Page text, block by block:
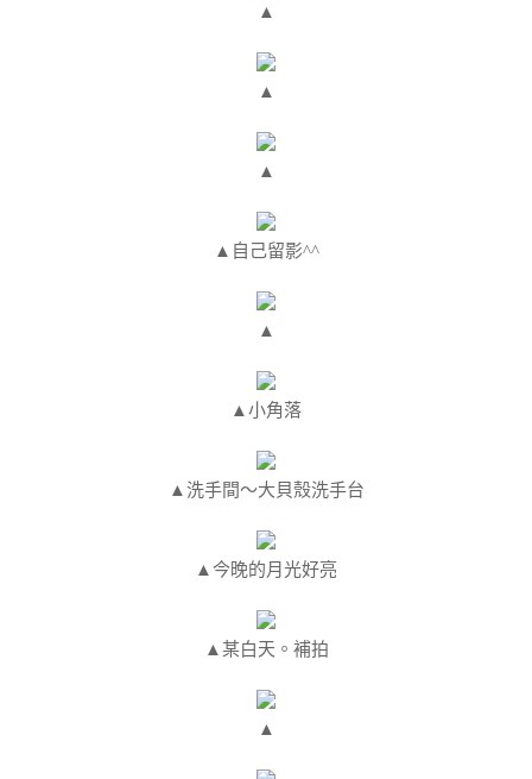
▲
▲
▲
▲自己留影^^
▲
▲小角落
▲洗手間～大貝殼洗手台
▲今晚的月光好亮
▲某白天。補拍
▲